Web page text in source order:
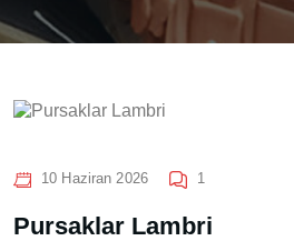
10 Haziran 2026 1
Pursaklar Lambri